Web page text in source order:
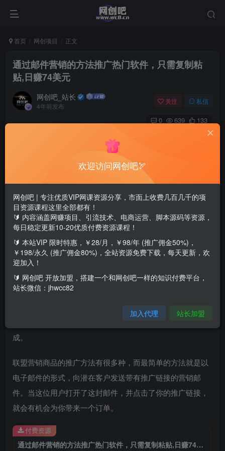
首页 网创项目 正文
通过邮件营销的方法推广热门软件，只需复制粘
贴,日赚74美元
网创吧_站长
4年前发布
关注 私信
0 639 133
推广热门YouTube辅助软件赚钱，方法简单，无需网站，无
需营销经验，新手可操作 ｜通过邮件营销的形式推广联盟营
销商品，获得每单19美元佣金提成
成。
联盟营销商品的推广方法有很多种，而最简单的方法就是以
电子邮件的形式，向潜在客户发送带有推广链接的营销邮
件。当这位用户打开了这封邮件，并点击了你的推广链接，
就会有机会为你带来一个订单。
通过邮件营销的方法推广热门软件，只需复制粘贴,日赚74美元
付费资源
欢迎访问网创吧🏹
网创吧 | 专注优质VIP网课资源分享，市面上收费几百几千的项
目资源课程这里全部都有！
🔰 内容涵盖网赚项目、引流技术、电商运营、脚本源码等资源，
每日稳定更新10-20优质付费资源课程！
🔰 本站VIP 限时特惠，￥28/月，￥98/年 (推广佣金50%)，
￥198/永久 (推广佣金80%)，全站资源免费下载，每天更新，欢
迎加入！
🔰 网创吧 开放加盟，搭建一个和网创吧一样的知识付费平台，
站长微信：jhwcc82
加入代理 站长加盟